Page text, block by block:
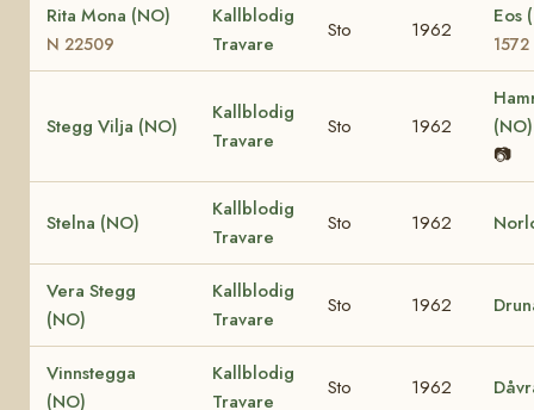
Rita Mona (NO)
N 22509
Kallblodig
Travare
Sto 1962
Eos
1572
Stegg Vilja (NO)
Kallblodig
Travare
Sto 1962
📷
Stelna (NO)
Kallblodig
Travare
Sto 1962
Vera Stegg
(NO)
Kallblodig
Travare
Sto 1962
Vinnstegga
(NO)
Kallblodig
Travare
Sto 1962